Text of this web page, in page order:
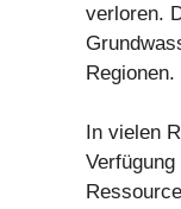
verloren.
Regionen.
In vielen